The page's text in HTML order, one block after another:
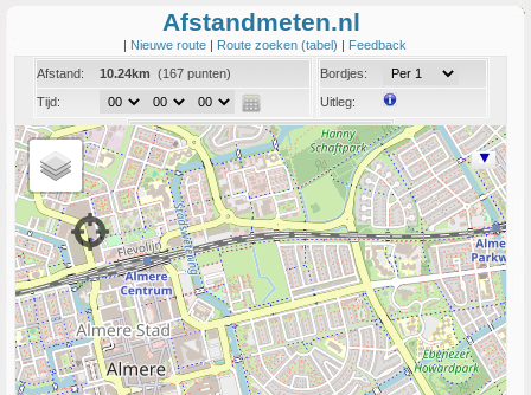
Afstandmeten.nl
| Nieuwe route | Route zoeken (tabel) | Feedback
Afstand:
10.24km (167 punten)
Tijd:
Bordjes:
Uitleg:
Coord:
Info:Link naar deze route